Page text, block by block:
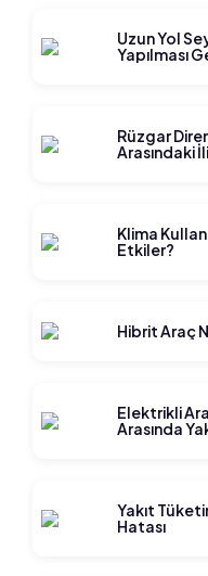
Uzun Yol
Yapılması
Rüzgar
Arasındaki
Klima
Etkiler?
Hibrit Araç
Elektrikli
Arasında
Yakıt
Hatası